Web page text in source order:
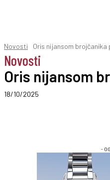
Novosti Oris nijansom
Novosti
Oris nijansom
18/10/2025
-